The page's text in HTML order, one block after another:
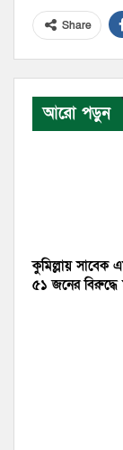
Share
আরো পড়ুন
কুমিল্লায় সাবেক
৫১ জনের বিরুদ্ধে